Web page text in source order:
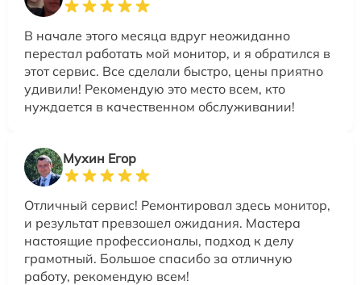
В начале этого месяца вдруг неожиданно
перестал работать мой монитор, и я обратился в
этот сервис. Все сделали быстро, цены приятно
удивили! Рекомендую это место всем, кто
нуждается в качественном обслуживании!
Мухин Егор
Отличный сервис! Ремонтировал здесь монитор,
и результат превзошел ожидания. Мастера
настоящие профессионалы, подход к делу
грамотный. Большое спасибо за отличную
работу, рекомендую всем!